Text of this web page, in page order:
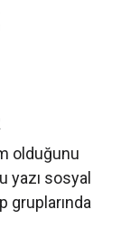
olduğunu
yazı sosyal
gruplarında